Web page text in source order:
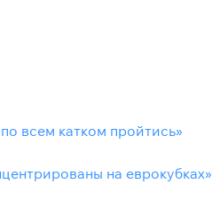
всем катком пройтись»
на еврокубках»